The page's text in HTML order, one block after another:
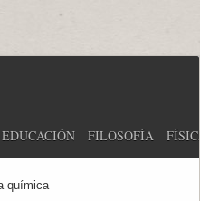
EDUCACIÓN FILOSOFÍA
química